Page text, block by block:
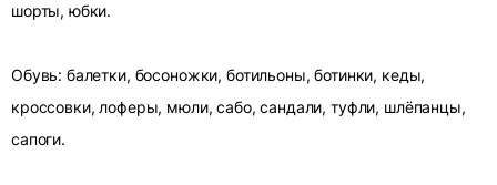
шорты, юбки.
Обувь: балетки, босоножки, ботильоны, ботинки, кеды,
кроссовки, лоферы, мюли, сабо, сандали, туфли, шлёпанцы,
сапоги.